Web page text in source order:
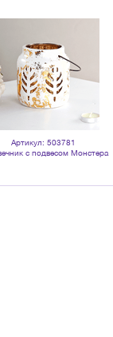
Артикул: 503781
с подвесом Монстера